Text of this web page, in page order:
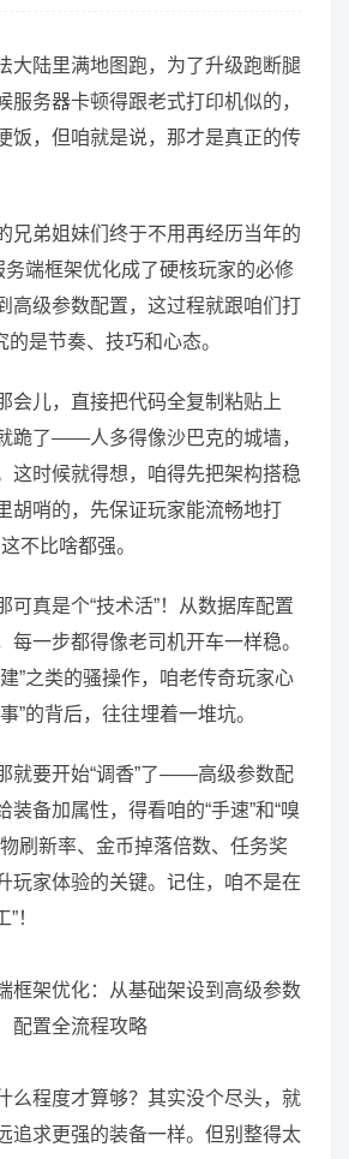
大陆里满地图跑，为了升级跑断腿
服务器卡顿得跟老式打印机似的，
饭，但咱就是说，那才是真正的传
兄弟姐妹们终于不用再经历当年的
务端框架优化成了硬核玩家的必修
高级参数配置，这过程就跟咱们打
是节奏、技巧和心态。
会儿，直接把代码全复制粘贴上
跪了——人多得像沙巴克的城墙，
这时候就得想，咱得先把架构搭稳
胡哨的，先保证玩家能流畅地打
不比啥都强。
可真是个“技术活”！从数据库配置
每一步都得像老司机开车一样稳。
”之类的骚操作，咱老传奇玩家心
”的背后，往往埋着一堆坑。
就要开始“调香”了——高级参数配
装备加属性，得看咱的“手速”和“嗅
刷新率、金币掉落倍数、任务奖
玩家体验的关键。记住，咱不是在
！
么程度才算够？其实没个尽头，就
追求更强的装备一样。但别整得太